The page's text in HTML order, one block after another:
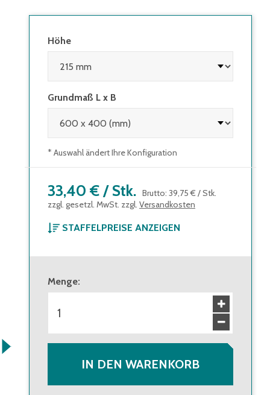
Höhe
Grundmaß L x B
* Auswahl ändert Ihre Konfiguration
33,40 € / Stk. Brutto: 39,75 € /Stk.
zzgl. gesetzl. MwSt. zzgl. Versandkosten
STAFFELPREISE ANZEIGEN
ab 36 Stück
Menge:
IN DEN WARENKORB